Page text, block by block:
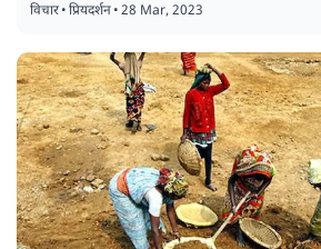
विचार•प्रियदर्शन•28 Mar, 2023